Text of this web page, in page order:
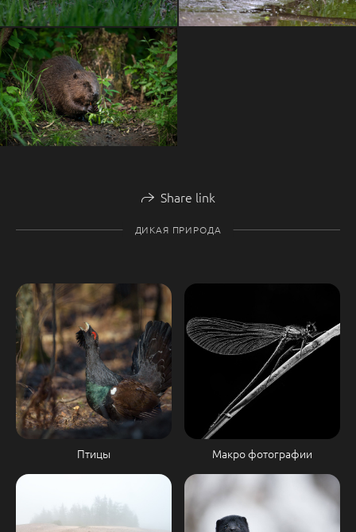
Share link
ДИКАЯ ПРИРОДА
Птицы Макро фотографии